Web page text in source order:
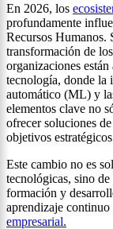
En 2026, los
profundamente
Recursos Humanos.
transformación de
organizaciones
tecnología, donde la
automático (ML) y
elementos clave no
ofrecer soluciones
objetivos
Este cambio no es
tecnológicas, sino de
formación y
aprendizaje continuo
empresarial.